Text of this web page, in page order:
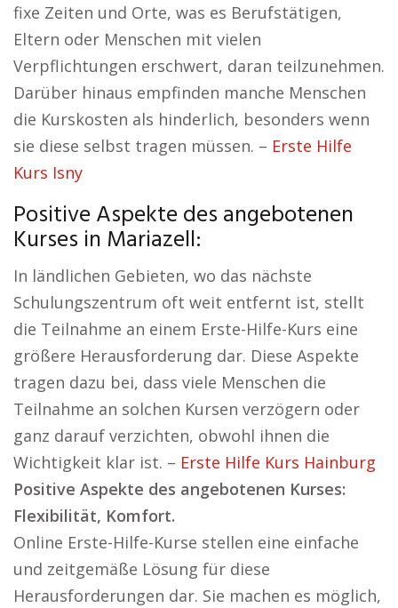
fixe Zeiten und Orte, was es Berufstätigen,
Eltern oder Menschen mit vielen
Verpflichtungen erschwert, daran teilzunehmen.
Darüber hinaus empfinden manche Menschen
die Kurskosten als hinderlich, besonders wenn
sie diese selbst tragen müssen. – Erste Hilfe
Kurs Isny
Positive Aspekte des angebotenen
Kurses in Mariazell:
In ländlichen Gebieten, wo das nächste
Schulungszentrum oft weit entfernt ist, stellt
die Teilnahme an einem Erste-Hilfe-Kurs eine
größere Herausforderung dar. Diese Aspekte
tragen dazu bei, dass viele Menschen die
Teilnahme an solchen Kursen verzögern oder
ganz darauf verzichten, obwohl ihnen die
Wichtigkeit klar ist. – Erste Hilfe Kurs Hainburg
Positive Aspekte des angebotenen Kurses:
Flexibilität, Komfort.
Online Erste-Hilfe-Kurse stellen eine einfache
und zeitgemäße Lösung für diese
Herausforderungen dar. Sie machen es möglich,